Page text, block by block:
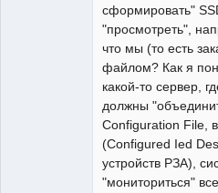
сформировать"
"просмотреть",
что мы (то есть
файлом? Как я
какой-то сервер,
должны
Configuration File,
(Configured Ied
устройств РЗА),
"мониториться"